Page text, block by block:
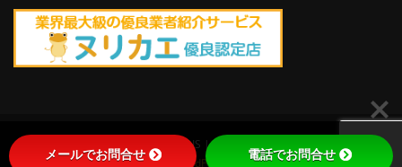
Copyright © 2022 | 株式会社RETOLIS | designed by
| Powered by
WordPress
メールでお問合せ 電話でお問合せ